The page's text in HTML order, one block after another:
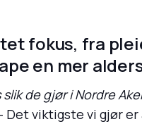
fokus, fra
en mer
de gjør i Nordre
Det viktigste vi gjør